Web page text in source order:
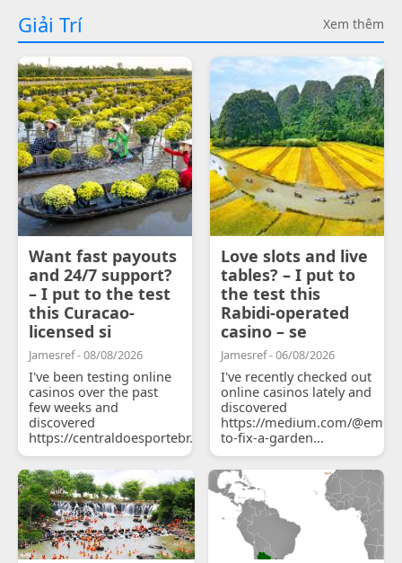
Giải Trí Xem thêm
Want fast payouts
and 24/7 support?
– I put to the test
this Curacao-
licensed si
Jamesref - 08/08/2026
I've been testing online
casinos over the past
few weeks and
discovered
https://centraldoesportebr.substack.com/p/cucure...
Love slots and live
tables? – I put to
the test this
Rabidi-operated
casino – se
Jamesref - 06/08/2026
I've recently checked out
online casinos lately and
discovered
https://medium.com/
to-fix-a-garden...